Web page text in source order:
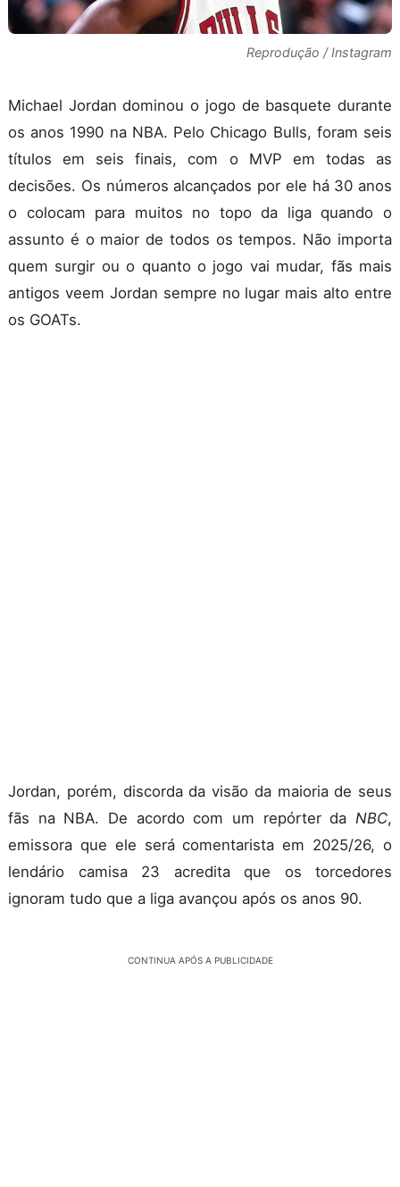
Reprodução / Instagram
Michael Jordan dominou o jogo de basquete durante
os anos 1990 na NBA. Pelo Chicago Bulls, foram seis
títulos em seis finais, com o MVP em todas as
decisões. Os números alcançados por ele há 30 anos
o colocam para muitos no topo da liga quando o
assunto é o maior de todos os tempos. Não importa
quem surgir ou o quanto o jogo vai mudar, fãs mais
antigos veem Jordan sempre no lugar mais alto entre
os GOATs.
Jordan, porém, discorda da visão da maioria de seus
fãs na NBA. De acordo com um repórter da NBC,
emissora que ele será comentarista em 2025/26, o
lendário camisa 23 acredita que os torcedores
ignoram tudo que a liga avançou após os anos 90.
CONTINUA APÓS A PUBLICIDADE